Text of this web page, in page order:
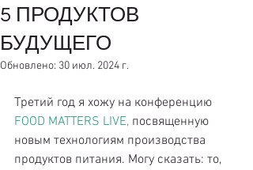
5 ПРОДУКТОВ
БУДУЩЕГО
Обновлено: 30 июл. 2024 г.
Третий год я хожу на конференцию
FOOD MATTERS LIVE, посвященную
новым технологиям производства
продуктов питания. Могу сказать: то,